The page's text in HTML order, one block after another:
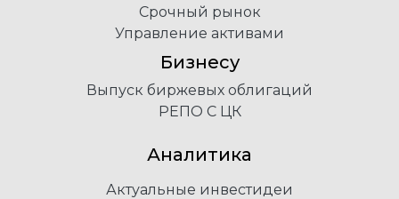
Аналитика
Актуальные инвестидеи
Срочный рынок
Управление активами
Бизнесу
Выпуск биржевых облигаций
РЕПО С ЦК